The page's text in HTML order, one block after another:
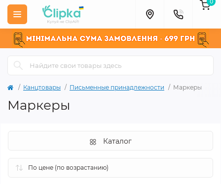
Канцтовары Письменные принадлежности Маркеры
Маркеры
Каталог